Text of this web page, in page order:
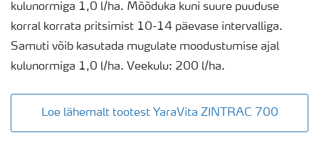
kulunormiga 1,0 l/ha. Mõõduka kuni suure puuduse
korral korrata pritsimist 10-14 päevase intervalliga.
Samuti võib kasutada mugulate moodustumise ajal
kulunormiga 1,0 l/ha. Veekulu: 200 l/ha.
Loe lähemalt tootest YaraVita ZINTRAC 700